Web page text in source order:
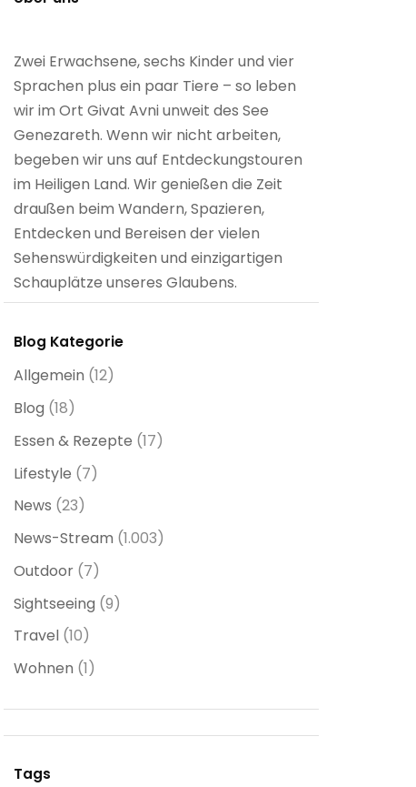
Zwei Erwachsene, sechs Kinder und vier
Sprachen plus ein paar Tiere – so leben
wir im Ort Givat Avni unweit des See
Genezareth. Wenn wir nicht arbeiten,
begeben wir uns auf Entdeckungstouren
im Heiligen Land. Wir genießen die Zeit
draußen beim Wandern, Spazieren,
Entdecken und Bereisen der vielen
Sehenswürdigkeiten und einzigartigen
Schauplätze unseres Glaubens.
Blog Kategorie
Allgemein (12)
Blog (18)
Essen & Rezepte (17)
Lifestyle (7)
News (23)
News-Stream (1.003)
Outdoor(7)
Sightseeing (9)
Travel(10)
Wohnen (1)
Tags